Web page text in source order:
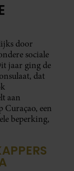
door
sociale
jaar ging de
dat
aan
Curaçao, een
beperking,